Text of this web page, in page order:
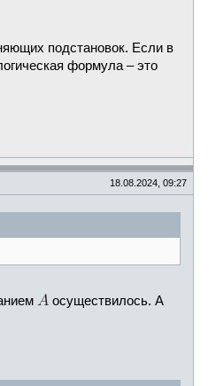
подстановок. Если в
формула – это
18.08.2024, 09:27
осуществилось. А